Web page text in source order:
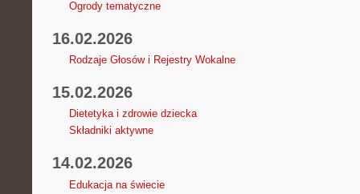
Ogrody tematyczne
16.02.2026
Rodzaje Głosów i Rejestry Wokalne
15.02.2026
Dietetyka i zdrowie dziecka
Składniki aktywne
14.02.2026
Edukacja na świecie